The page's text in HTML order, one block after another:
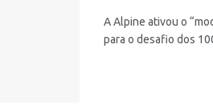
A Alpine ativou o
para o desafio dos